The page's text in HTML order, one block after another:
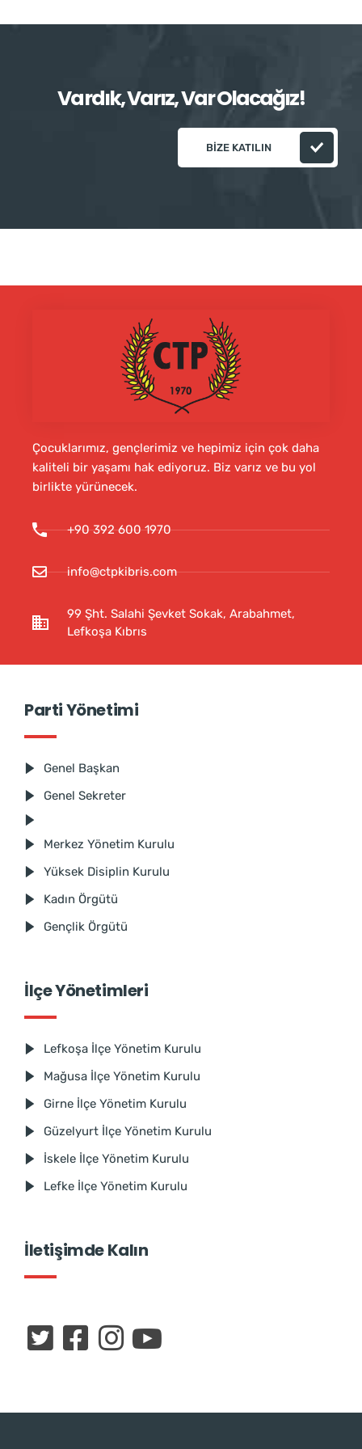
Vardık, Varız, Var Olacağız!
BIZE KATILIN
Çocuklarımız, gençlerimiz ve hepimiz için çok daha
kaliteli bir yaşamı hak ediyoruz. Biz varız ve bu yol
birlikte yürünecek.
+90 392 600 1970
info@ctpkibris.com
99 Şht. Salahi Şevket Sokak, Arabahmet,
Lefkoşa Kıbrıs
Parti Yönetimi
Genel Başkan
Genel Sekreter
Merkez Yönetim Kurulu
Yüksek Disiplin Kurulu
Kadın Örgütü
Gençlik Örgütü
İlçe Yönetimleri
Lefkoşa İlçe Yönetim Kurulu
Mağusa İlçe Yönetim Kurulu
Girne İlçe Yönetim Kurulu
Güzelyurt İlçe Yönetim Kurulu
İskele İlçe Yönetim Kurulu
Lefke İlçe Yönetim Kurulu
İletişimde Kalın